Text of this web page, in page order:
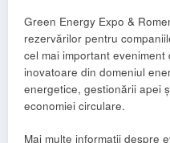
Green Energy Expo &
rezervărilor pentru
cel mai important
inovatoare din domeniul
energetice, gestionării apei
economiei circulare.
Mai multe informaţii despre